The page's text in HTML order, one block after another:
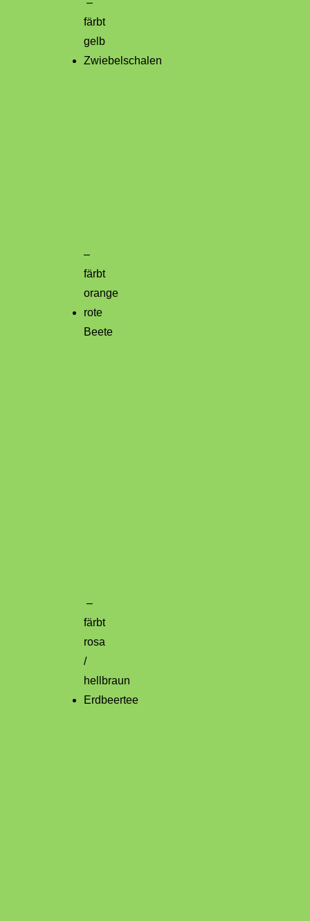
–
färbt
gelb
Zwiebelschalen
–
färbt
orange
rote
Beete
–
färbt
rosa
/
hellbraun
Erdbeertee